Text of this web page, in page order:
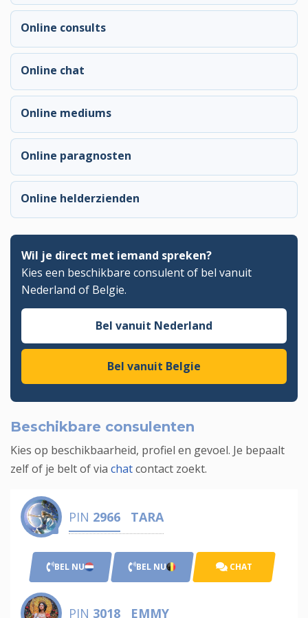
Online consults
Online chat
Online mediums
Online paragnosten
Online helderzienden
Wil je direct met iemand spreken?
Kies een beschikbare consulent of bel vanuit
Nederland of Belgie.
Bel vanuit Nederland
Bel vanuit Belgie
Beschikbare consulenten
Kies op beschikbaarheid, profiel en gevoel. Je bepaalt
zelf of je belt of via chatcontact zoekt.
PIN 2966 TARA
BEL NU BEL NU CHAT
PIN 3018 EMMY